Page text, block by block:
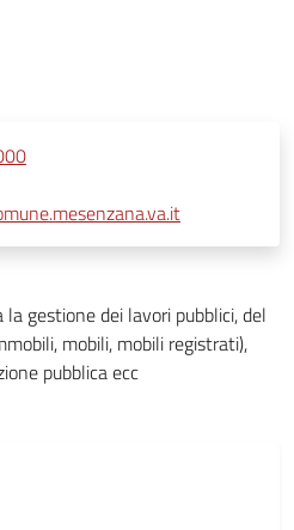
gestione dei lavori pubblici, del
mobili, mobili registrati),
pubblica ecc